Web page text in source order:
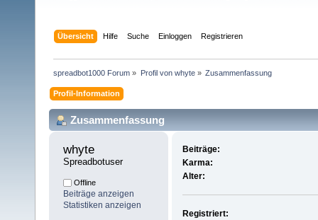
Übersicht Hilfe Suche Einloggen Registrieren
spreadbot1000 Forum » Profil von whyte» Zusammenfassung
Profil-Information
Zusammenfassung
whyte
Spreadbotuser
Offline
Beiträge anzeigen
Statistiken anzeigen
Beiträge:
Karma:
Alter:
Registriert: